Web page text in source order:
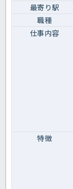
最寄り駅
職種
仕事内容
特徴